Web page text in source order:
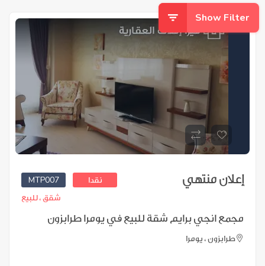
Show Filter
MTP007 نقدا إعلان منتهي
شقق ،للبيع
مجمع انجي برايم شقة للبيع في يومرا طرابزون
طرابزون ، يومرا